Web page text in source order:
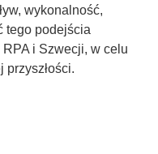
wykonalność,
tego podejścia
i Szwecji, w celu
przyszłości.